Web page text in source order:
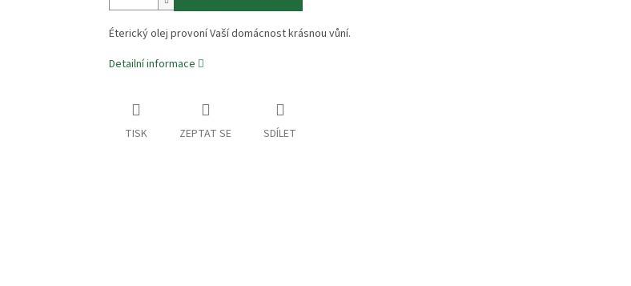
Éterický olej provoní Vaší domácnost krásnou vůní.
Detailní informace
TISK ZEPTAT SE SDÍLET